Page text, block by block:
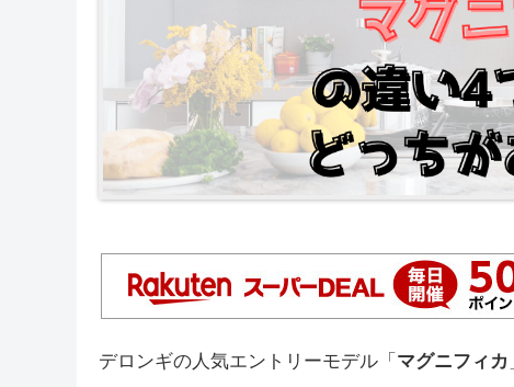
デロンギの人気エントリーモデル「 マグニフィカ